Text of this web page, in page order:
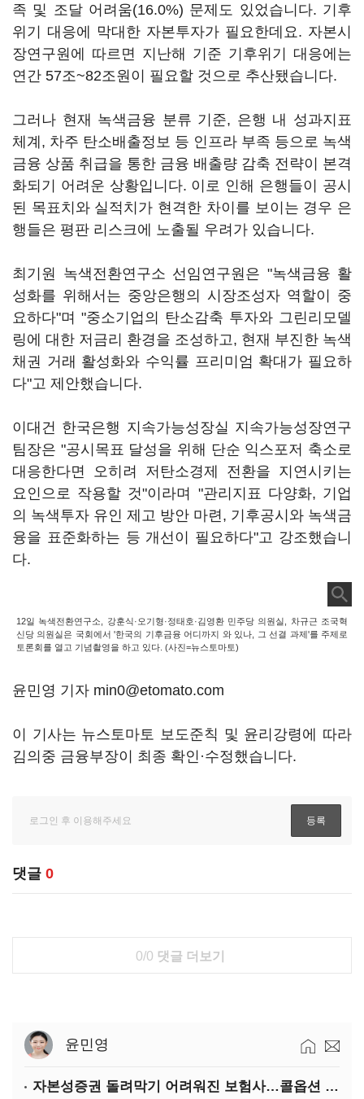
족 및 조달 어려움(16.0%) 문제도 있었습니다. 기후
위기 대응에 막대한 자본투자가 필요한데요. 자본시
장연구원에 따르면 지난해 기준 기후위기 대응에는
연간 57조~82조원이 필요할 것으로 추산됐습니다.
그러나 현재 녹색금융 분류 기준, 은행 내 성과지표
체계, 차주 탄소배출정보 등 인프라 부족 등으로 녹색
금융 상품 취급을 통한 금융 배출량 감축 전략이 본격
화되기 어려운 상황입니다. 이로 인해 은행들이 공시
된 목표치와 실적치가 현격한 차이를 보이는 경우 은
행들은 평판 리스크에 노출될 우려가 있습니다.
최기원 녹색전환연구소 선임연구원은 "녹색금융 활
성화를 위해서는 중앙은행의 시장조성자 역할이 중
요하다"며 "중소기업의 탄소감축 투자와 그린리모델
링에 대한 저금리 환경을 조성하고, 현재 부진한 녹색
채권 거래 활성화와 수익률 프리미엄 확대가 필요하
다"고 제안했습니다.
이대건 한국은행 지속가능성장실 지속가능성장연구
팀장은 "공시목표 달성을 위해 단순 익스포저 축소로
대응한다면 오히려 저탄소경제 전환을 지연시키는
요인으로 작용할 것"이라며 "관리지표 다양화, 기업
의 녹색투자 유인 제고 방안 마련, 기후공시와 녹색금
융을 표준화하는 등 개선이 필요하다"고 강조했습니
다.
12일 녹색전환연구소, 강훈식·오기형·정태호·김영환 민주당 의원실, 차규근 조국혁
신당 의원실은 국회에서 '한국의 기후금융 어디까지 와 있나, 그 선결 과제'를 주제로
토론회를 열고 기념촬영을 하고 있다. (사진=뉴스토마토)
윤민영 기자 min0@etomato.com
이 기사는 뉴스토마토 보도준칙 및 윤리강령에 따라
김의중 금융부장이 최종 확인·수정했습니다.
댓글 0
0/0 댓글 더보기
윤민영
자본성증권 돌려막기 어려워진 보험사…콜옵션 부담 급증